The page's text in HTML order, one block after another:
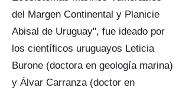
del Margen Continental y Planicie
Abisal de Uruguay", fue ideado por
los científicos uruguayos Leticia
Burone (doctora en geología marina)
y Álvar Carranza (doctor en